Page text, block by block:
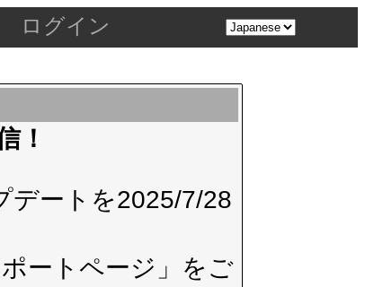
ログイン
！
デートを2025/7/28
ポートページ」 をご